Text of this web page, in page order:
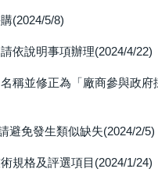
(2024/5/8)
依說明事項辦理(2024/4/22)
並修正為「廠商參與政府
避免發生類似缺失(2024/2/5)
規格及評選項目(2024/1/24)